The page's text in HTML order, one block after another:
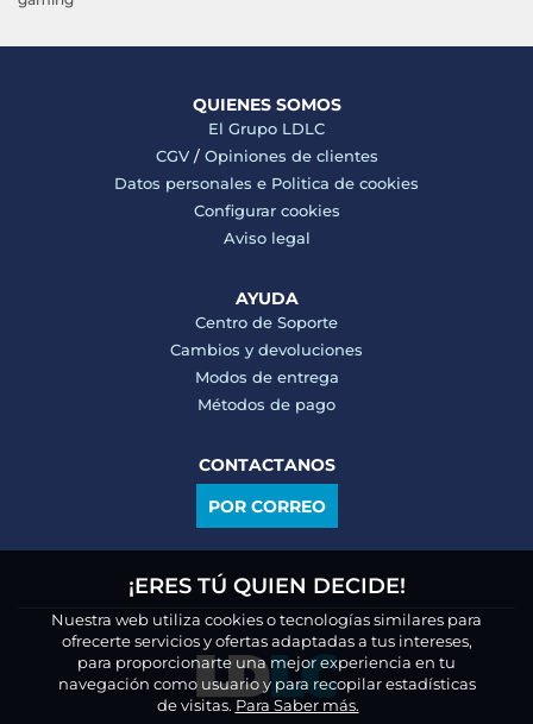
QUIENES SOMOS
El Grupo LDLC
CGV/ Opiniones de clientes
Datos personales e Politica de cookies
Configurar cookies
Aviso legal
AYUDA
Centro de Soporte
Cambios y devoluciones
Modos de entrega
Métodos de pago
CONTACTANOS
POR CORREO
¡ERES TÚ QUIEN DECIDE!
Nuestra web utiliza cookies o tecnologías similares para
ofrecerte servicios y ofertas adaptadas a tus intereses,
para proporcionarte una mejor experiencia en tu
navegación como usuario y para recopilar estadísticas
de visitas. Para Saber más.